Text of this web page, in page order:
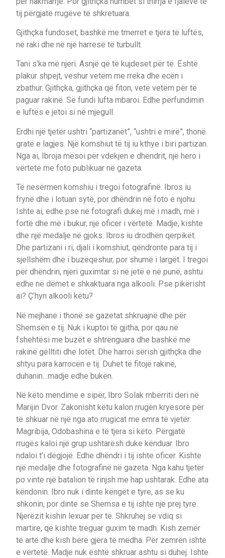
tij përgjatë rrugëve të shkretuara.
Gjithçka fundoset, bashkë me tmerret e tjera të luftës,
në raki dhe në një harresë të turbullt.
Tani s’ka më njeri. Asnjë që të kujdeset për të. Është
plakur shpejt, veshur vetëm me rreka dhe ecën i
zbathur. Gjithçka, gjithçka që fiton, vetë vetëm për të
paguar rakinë. Së fundi lufta mbaroi. Edhe përfundimin
e luftës e jetoi si në mjegull.
Erdhi një tjetër ushtri “partizanët”, “ushtri e mirë”, thonë
gratë e lagjes. Një komshiut të tij iu kthye i biri partizan.
Nga ai, Ibroja mësoi për vdekjen e dhëndrit, një hero i
vërtetë me foto publikuar në gazeta.
Të nesërmen komshiu i tregoi fotografinë. Ibros iu
frynë dhe i lotuan sytë, por dhëndrin në foto e njohu.
Ishte ai, edhe pse në fotografi dukej më i madh, më i
fortë dhe më i bukur, një oficer i vërtetë. Madje, kishte
dhe një medalje në gjoks. Ibros iu drodhën qerpikët.
Dhe partizani i ri, djali i komshiut, qëndronte para tij i
sjellshëm dhe i buzëqeshur, por shumë i largët. I tregoi
për dhëndrin, njeri guximtar si në jetë e në punë, ashtu
edhe në dëmet e shkaktuara nga alkooli. Pse pikërisht
ai? Ç’hyn alkooli këtu?
Në mejhane i thonë se gazetat shkruajnë dhe për
Shemsën e tij. Nuk i kuptoi të gjitha, por qau në
fshehtësi me buzët e shtrënguara dhe bashkë me
rakinë gëlltiti dhe lotët. Dhe harroi sërish gjithçka dhe
shtyu para karrocën e tij. Duhet të fitojë rakinë,
duhanin…madje edhe bukën.
Në këto mendime e sipër, Ibro Solak mbërriti deri në
Marijin Dvor. Zakonisht këtu kalon rrugën kryesore për
të shkuar në një nga ato rrugicat me emra të vjetër:
Magribija, Odobashina e të tjera si këto. Përgjatë
rrugës kaloi një grup ushtarësh duke kënduar. Ibro
ndaloi t’i dëgjojë. Edhe dhëndri i tij ishte oficer. Kishte
një medalje dhe fotografinë në gazeta. Nga kahu tjetër
po vinte një batalion të rinjsh me hap ushtarak. Edhe ata
këndonin. Ibro nuk i dinte këngët e tyre, as se ku
shkonin, por dinte se Shemsa e tij ishte një prej tyre.
Njerëzit kishin lexuar për të. Shkruhej se vdiq si
martire, që kishte treguar guxim të madh. Kish zemër
të artë dhe kish bërë gjëra të mëdha. Për zemrën ishte
e vërtetë. Madje nuk është shkruar ashtu si duhej. Ishte